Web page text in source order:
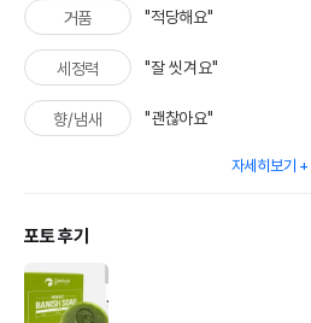
거품 "적당해요"
세정력 "잘 씻겨요"
향/냄새 "괜찮아요"
자세히보기
포토 후기